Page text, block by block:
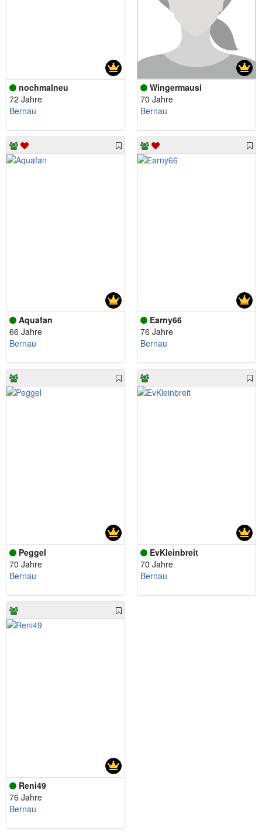
nochmalneu
72 Jahre
Bernau
Wingermausi
70 Jahre
Bernau
Aquafan
66 Jahre
Bernau
Earny66
76 Jahre
Bernau
Peggel
70 Jahre
Bernau
EvKleinbreit
70 Jahre
Bernau
Reni49
76 Jahre
Bernau